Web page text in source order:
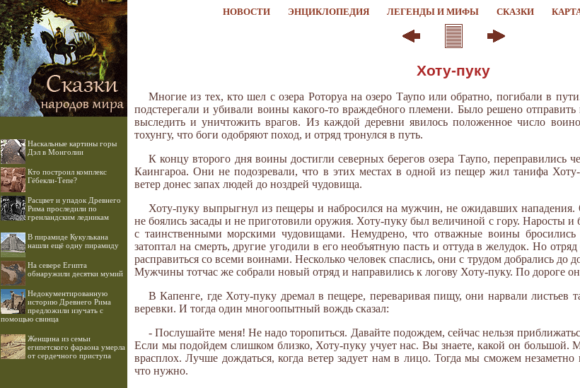
НОВОСТИ ЭНЦИКЛОПЕДИЯ ЛЕГЕНДЫ И МИФЫ СКАЗКИ
Наскальные картины горы
Дэл в Монголии
Кто построил комплекс
Гёбекли-Тепе?
Расцвет и упадок Древнего
Рима проследили по
гренландским ледникам
В пирамиде Кукулькана
нашли ещё одну пирамиду
На севере Египта
обнаружили десятки мумий
Недокументированную
историю Древнего Рима
предложили изучать с
помощью свинца
Женщина из семьи
египетского фараона умерла
от сердечного приступа
Хоту-пуку
Многие из тех, кто шел с озера Роторуа на озеро Таупо или обратно, погибали в
подстерегали и убивали воины какого-то враждебного племени. Было решено
выследить и уничтожить врагов. Из каждой деревни явилось положенное число
тохунгу, что боги одобряют поход, и отряд тронулся в путь.
К концу второго дня воины достигли северных берегов озера Таупо, переправились
Каингароа. Они не подозревали, что в этих местах в одной из пещер жил танифа
ветер донес запах людей до ноздрей чудовища.
Хоту-пуку выпрыгнул из пещеры и набросился на мужчин, не ожидавших
не боялись засады и не приготовили оружия. Хоту-пуку был величиной с гору. Наросты и
с таинственными морскими чудовищами. Немудрено, что отважные воины
затоптал на смерть, другие угодили в его необъятную пасть и оттуда в желудок. Но
расправиться со всеми воинами. Несколько человек спаслись, они с трудом добрались до
Мужчины тотчас же собрали новый отряд и направились к логову Хоту-пуку. По дороге
В Капенге, где Хоту-пуку дремал в пещере, переваривая пищу, они нарвали листьев
веревки. И тогда один многоопытный вождь сказал:
- Послушайте меня! Не надо торопиться. Давайте подождем, сейчас нельзя
Если мы подойдем слишком близко, Хоту-пуку учует нас. Вы знаете, какой он большой.
врасплох. Лучше дождаться, когда ветер задует нам в лицо. Тогда мы сможем незаметно
что нужно.